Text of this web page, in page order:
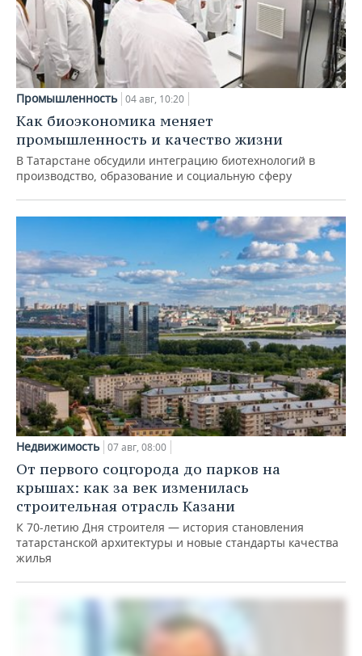
Промышленность 04 авг, 10:20
Как биоэкономика меняет
промышленность и качество жизни
В Татарстане обсудили интеграцию биотехнологий в
производство, образование и социальную сферу
Недвижимость 07 авг, 08:00
От первого соцгорода до парков на
крышах: как за век изменилась
строительная отрасль Казани
К 70-летию Дня строителя — история становления
татарстанской архитектуры и новые стандарты качества
жилья